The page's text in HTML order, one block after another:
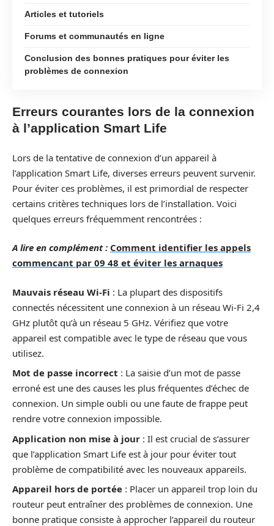
Articles et tutoriels
Forums et communautés en ligne
Conclusion des bonnes pratiques pour éviter les
problèmes de connexion
Erreurs courantes lors de la connexion
à l’application Smart Life
Lors de la tentative de connexion d’un appareil à
l’application Smart Life, diverses erreurs peuvent survenir.
Pour éviter ces problèmes, il est primordial de respecter
certains critères techniques lors de l’installation. Voici
quelques erreurs fréquemment rencontrées :
A lire en complément : Comment identifier les appels
commencant par 09 48 et éviter les arnaques
Mauvais réseau Wi-Fi : La plupart des dispositifs
connectés nécessitent une connexion à un réseau Wi-Fi 2,4
GHz plutôt qu’à un réseau 5 GHz. Vérifiez que votre
appareil est compatible avec le type de réseau que vous
utilisez.
Mot de passe incorrect : La saisie d’un mot de passe
erroné est une des causes les plus fréquentes d’échec de
connexion. Un simple oubli ou une faute de frappe peut
rendre votre connexion impossible.
Application non mise à jour : Il est crucial de s’assurer
que l’application Smart Life est à jour pour éviter tout
problème de compatibilité avec les nouveaux appareils.
Appareil hors de portée : Placer un appareil trop loin du
routeur peut entraîner des problèmes de connexion. Une
bonne pratique consiste à approcher l’appareil du routeur